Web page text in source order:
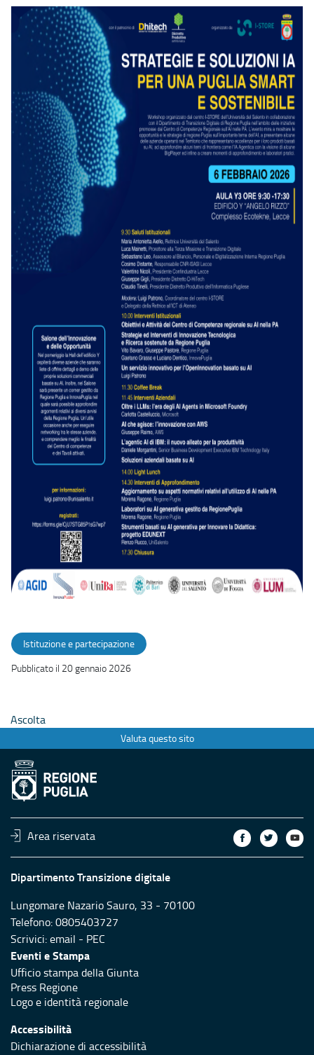
Istituzione e partecipazione
Pubblicato il 20 gennaio 2026
Ascolta
Valuta questo sito
Area riservata
Dipartimento Transizione digitale
Lungomare Nazario Sauro, 33 - 70100
Telefono: 0805403727
Scrivici:email - PEC
Eventi e Stampa
Ufficio stampa della Giunta
Press Regione
Logo e identità regionale
Accessibilità
Dichiarazione di accessibilità